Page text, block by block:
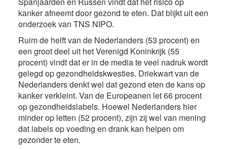
kanker afneemt door gezond te eten. Dat blijkt uit een
onderzoek van TNS NIPO.
Ruim de helft van de Nederlanders (53 procent) en
een groot deel uit het Verenigd Koninkrijk (55
procent) vindt dat er in de media te veel nadruk wordt
gelegd op gezondheidskwesties. Driekwart van de
Nederlanders denkt wel dat gezond eten de kans op
kanker verkleint. Van de Europeanen let 66 procent
op gezondheidslabels. Hoewel Nederlanders hier
minder op letten (52 procent), zijn zij wel van mening
dat labels op voeding en drank kan helpen om
gezonder te eten.